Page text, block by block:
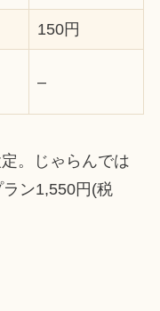
150円
–
。じゃらんでは
ン1,550円(税